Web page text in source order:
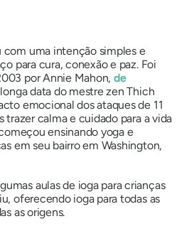
uma intenção simples e
para cura, conexão e paz. Foi
por Annie Mahon, de
data do mestre zen Thich
emocional dos ataques de 11
trazer calma e cuidado para a vida
ensinando yoga e
em seu bairro em Washington,
aulas de ioga para crianças
oferecendo ioga para todas as
as origens.